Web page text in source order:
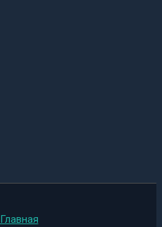
Главная